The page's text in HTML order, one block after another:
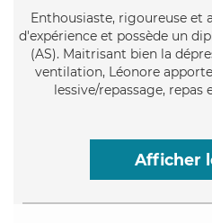
Enthousiaste, rigoureuse et
d'expérience et possède un
(AS). Maitrisant bien la
ventilation, Léonore
lessive/repassage,
Afficher